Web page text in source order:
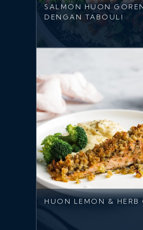
SALMON HUON
DENGAN TABOULI
HUON LEMON & HERB